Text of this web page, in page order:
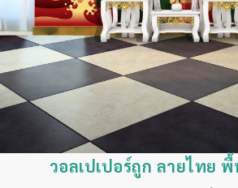
วอลเปเปอร์ถูก ลายไทย